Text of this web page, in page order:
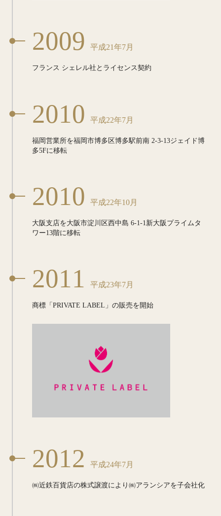
2009 平成21年7月
フランス シェレル社とライセンス契約
2010 平成22年7月
福岡営業所を福岡市博多区博多駅前南 2-3-13ジェイド博
多5Fに移転
2010 平成22年10月
大阪支店を大阪市淀川区西中島 6-1-1新大阪プライムタ
ワー13階に移転
2011 平成23年7月
商標「PRIVATE LABEL」の販売を開始
2012 平成24年7月
㈱近鉄百貨店の株式譲渡により㈱アランシアを子会社化